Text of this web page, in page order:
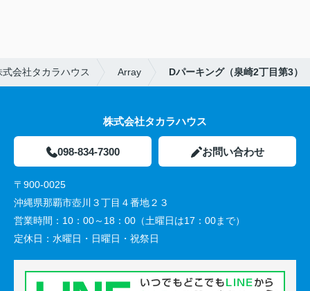
会社タカラハウス Array Dパーキング（泉崎2丁目第3）
株式会社タカラハウス
098-834-7300 お問い合わせ
〒900-0025
沖縄県那覇市壺川３丁目４番地２３
営業時間： 10：00～18：00（土曜日は17：00まで）
定休日： 水曜日・日曜日・祝祭日